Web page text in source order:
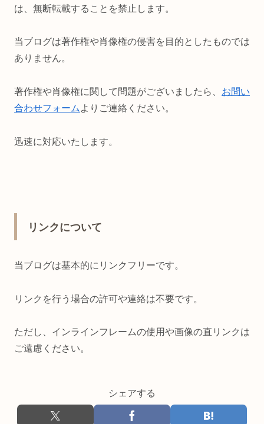
は、無断転載することを禁止します。
当ブログは著作権や肖像権の侵害を目的としたものでは
ありません。
著作権や肖像権に関して問題がございましたら、 お問い
合わせフォーム よりご連絡ください。
迅速に対応いたします。
リンクについて
当ブログは基本的にリンクフリーです。
リンクを行う場合の許可や連絡は不要です。
ただし、インラインフレームの使用や画像の直リンクは
ご遠慮ください。
シェアする